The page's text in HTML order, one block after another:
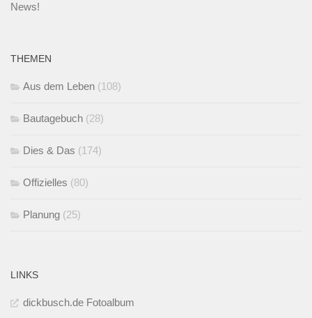
News!
THEMEN
Aus dem Leben (108)
Bautagebuch (28)
Dies & Das (174)
Offizielles (80)
Planung (25)
LINKS
dickbusch.de Fotoalbum